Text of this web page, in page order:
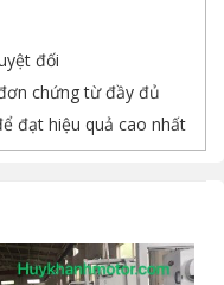
đối
chứng từ đầy đủ
đạt hiệu quả cao nhất